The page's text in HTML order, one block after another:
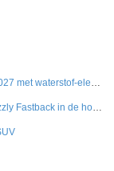
GAZOO Racing neemt deel aan Dakar Rally 2027 met waterstof-elektrisch prototype van DKR GR Hilux
FIAT viert 127-jarig bestaan met Grizzly en Grizzly Fastback in de hoofdrol